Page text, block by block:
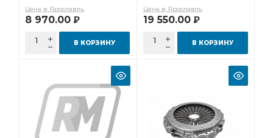
Цена в Ярославль
8 970.00 Р
В КОРЗИНУ
Цена в Ярославль
19 550.00 Р
В КОРЗИНУ